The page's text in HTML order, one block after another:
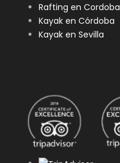
Rafting en Cordoba
Kayak en Córdoba
Kayak en Sevilla